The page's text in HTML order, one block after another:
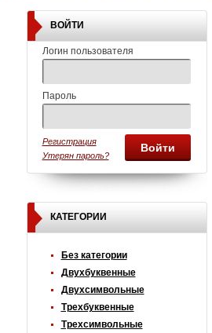
ВОЙТИ
Логин пользователя
Пароль
Войти
Регистрация
Утерян пароль?
КАТЕГОРИИ
Без категории
Двухбуквенные
Двухсимвольные
Трехбуквенные
Трехсимвольные